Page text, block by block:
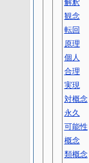
解釈
観念
転回
原理
個人
合理
実現
対概念
永久
可能性
概念
類概念